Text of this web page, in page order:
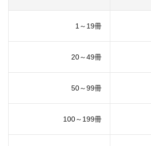
1～19冊
20～49冊
50～99冊
100～199冊